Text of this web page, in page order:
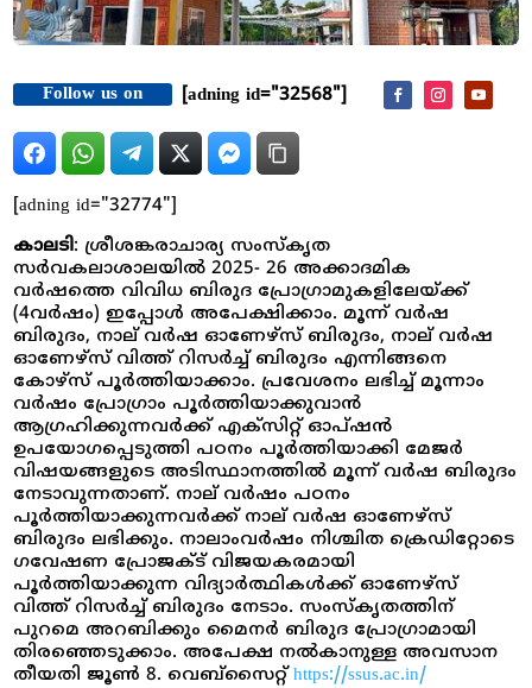
Follow us on [adning id="32568"]
[adning id="32774"]
കാലടി: ശ്രീശങ്കരാചാര്യ സംസ്കൃത
സര്‍വകലാശാലയിൽ 2025- 26 അക്കാദമിക
വർഷത്തെ വിവിധ ബിരുദ പ്രോഗ്രാമുകളിലേയ്ക്ക്
(4വർഷം) ഇപ്പോൾ അപേക്ഷിക്കാം. മൂന്ന് വര്‍ഷ
ബിരുദം, നാല് വര്‍ഷ ഓണേഴ്സ് ബിരുദം, നാല് വര്‍ഷ
ഓണേഴ്സ് വിത്ത് റിസര്‍ച്ച് ബിരുദം എന്നിങ്ങനെ
കോഴ്സ് പൂർത്തിയാക്കാം. പ്രവേശനം ലഭിച്ച് മൂന്നാം
വര്‍ഷം പ്രോഗ്രാം പൂര്‍ത്തിയാക്കുവാന്‍
ആഗ്രഹിക്കുന്നവര്‍ക്ക് എക്സിറ്റ് ഓപ്ഷന്‍
ഉപയോഗപ്പെടുത്തി പഠനം പൂര്‍ത്തിയാക്കി മേജര്‍
വിഷയങ്ങളുടെ അടിസ്ഥാനത്തില്‍ മൂന്ന് വര്‍ഷ ബിരുദം
നേടാവുന്നതാണ്. നാല് വര്‍ഷം പഠനം
പൂര്‍ത്തിയാക്കുന്നവര്‍ക്ക് നാല് വര്‍ഷ ഓണേഴ്സ്
ബിരുദം ലഭിക്കും. നാലാംവര്‍ഷം നിശ്ചിത ക്രെഡിറ്റോടെ
ഗവേഷണ പ്രോജക്ട് വിജയകരമായി
പൂര്‍ത്തിയാക്കുന്ന വിദ്യാര്‍ത്ഥികള്‍ക്ക് ഓണേഴ്സ്
വിത്ത് റിസര്‍ച്ച് ബിരുദം നേടാം. സംസ്‌കൃതത്തിന്
പുറമെ അറബിക്കും മൈനര്‍ ബിരുദ പ്രോഗ്രാമായി
തിരഞ്ഞെടുക്കാം. അപേക്ഷ നൽകാനുള്ള അവസാന
തീയതി ജൂൺ 8. വെബ്സൈറ്റ്https://ssus.ac.in/